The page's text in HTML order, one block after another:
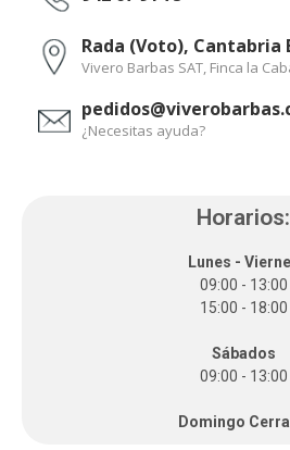
Rada (Voto), Cantabria
Vivero Barbas SAT, Finca la
¿Necesitas ayuda?
Horarios:
Lunes -
09:00 - 13:00
15:00 - 18:00
Sábados
09:00 - 13:00
Domingo